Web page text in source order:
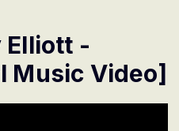
Elliott -
Music Video]